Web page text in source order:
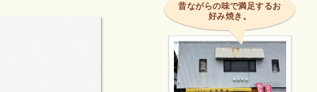
昔ながらの味で満足するお
好み焼き。